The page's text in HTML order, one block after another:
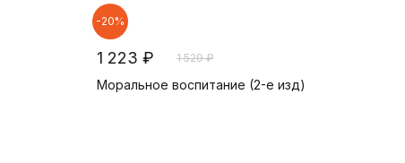
-20%
1 223 ₽ 1 529 ₽
Моральное воспитание (2-е изд)